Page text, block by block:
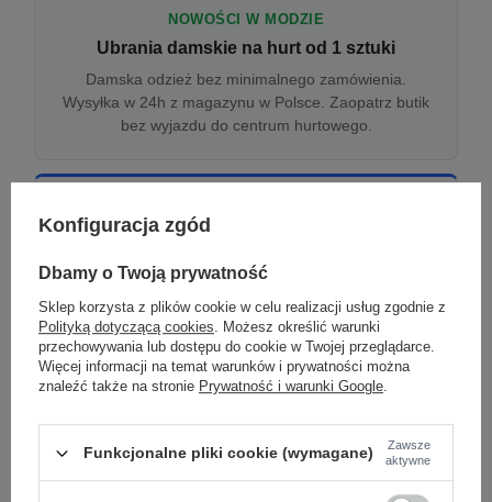
NOWOŚCI W MODZIE
Ubrania damskie na hurt od 1 sztuki
Damska odzież bez minimalnego zamówienia.
Wysyłka w 24h z magazynu w Polsce. Zaopatrz butik
bez wyjazdu do centrum hurtowego.
Odzież damska hurtowo online
Internetowa hurtownia damska z plikiem XML/CSV.
Aktualizacja stanów co godzinę.
DROPSHIPPING
Damskie ubrania w dropshippingu
Hurt odzieży damskiej z wysyłką na etykiecie Twojego
sklepu w całej UE. Zero magazynu, zero
Konfiguracja zgód
Dbamy o Twoją prywatność
Sklep korzysta z plików cookie w celu realizacji usług zgodnie z
Polityką dotyczącą cookies. Możesz określić warunki
przechowywania lub dostępu do cookie w Twojej przeglądarce.
Więcej informacji na temat warunków i prywatności można
znaleźć także na stronie Prywatność i warunki Google.
Funkcjonalne pliki cookie (wymagane)
Zawsze
aktywne